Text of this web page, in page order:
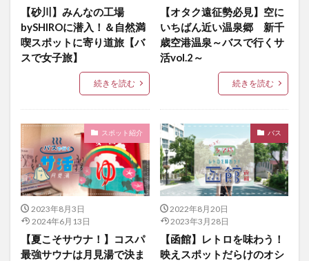
【砂川】みんなの工場
bySHIROに潜入！＆自然満
喫スポットに寄り道旅【バ
スで女子旅】
続きを読む
【オタク遠征勢必見】空に
いちばん近い温泉郷 新千
歳空港温泉～バスで行くサ
活vol.2～
続きを読む
スポット紹介
2023年8月3日
2024年6月13日
【夏こそサウナ！】コスパ
最強サウナは月見湯で決ま
バス
2022年8月20日
2023年3月28日
【函館】レトロを味わう！
映えスポットだらけのオシ